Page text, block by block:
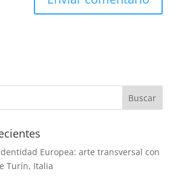
Europea: arte transversal con
Turín, Italia